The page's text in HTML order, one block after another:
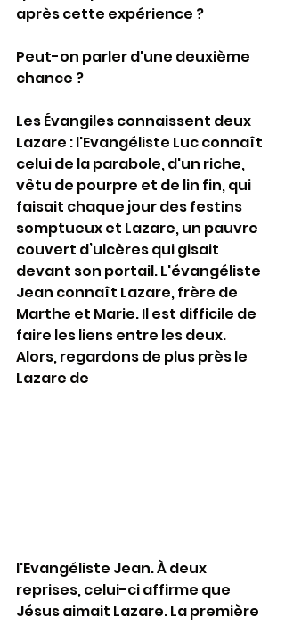
après cette expérience ?
Peut-on parler d'une deuxième
chance ?
Les Évangiles connaissent deux
Lazare : l'Evangéliste Luc connaît
celui de la parabole, d'un riche,
vêtu de pourpre et de lin fin, qui
faisait chaque jour des festins
somptueux et Lazare, un pauvre
couvert d’ulcères qui gisait
devant son portail. L'évangéliste
Jean connaît Lazare, frère de
Marthe et Marie. Il est difficile de
faire les liens entre les deux.
Alors, regardons de plus près le
Lazare de
l'Evangéliste Jean. À deux
reprises, celui-ci affirme que
Jésus aimait Lazare. La première